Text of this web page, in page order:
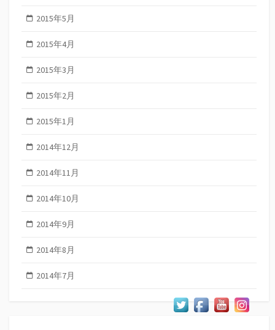
2015年5月
2015年4月
2015年3月
2015年2月
2015年1月
2014年12月
2014年11月
2014年10月
2014年9月
2014年8月
2014年7月